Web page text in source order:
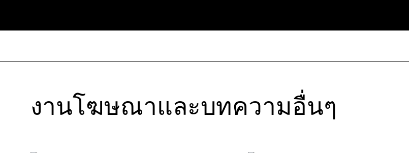
งานโฆษณาและบทความอื่นๆ